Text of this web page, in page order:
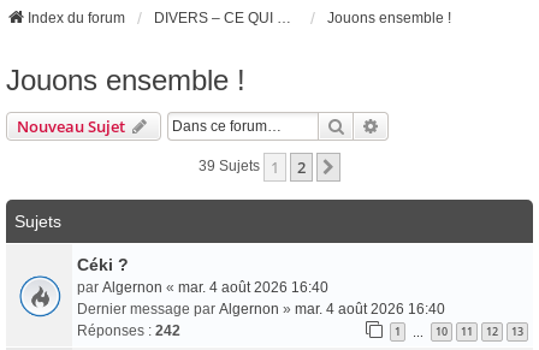
Index du forum Jouons ensemble !
Jouons ensemble !
Nouveau Sujet Rechercher
39 Sujets 1 2
Sujets
Céki ?
par Algernon « mar. 4 août 2026 16:40
Dernier message par Algernon » mar. 4 août 2026 16:40
Réponses : 242 1 10 11 12 13